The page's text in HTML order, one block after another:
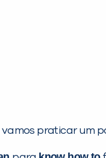
vamos praticar um